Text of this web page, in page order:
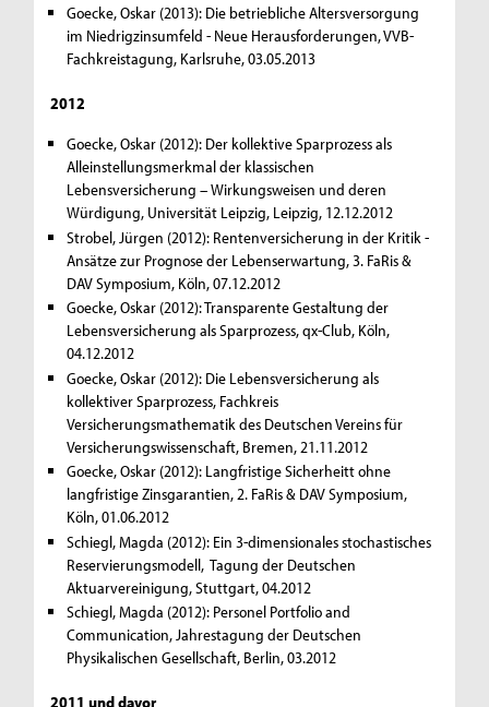
Goecke, Oskar (2013): Die betriebliche Altersversorgung
im Niedrigzinsumfeld - Neue Herausforderungen, VVB-
Fachkreistagung, Karlsruhe, 03.05.2013
2012
Goecke, Oskar (2012): Der kollektive Sparprozess als
Alleinstellungsmerkmal der klassischen
Lebensversicherung – Wirkungsweisen und deren
Würdigung, Universität Leipzig, Leipzig, 12.12.2012
Strobel, Jürgen (2012): Rentenversicherung in der Kritik -
Ansätze zur Prognose der Lebenserwartung, 3. FaRis &
DAV Symposium, Köln, 07.12.2012
Goecke, Oskar (2012): Transparente Gestaltung der
Lebensversicherung als Sparprozess, qx-Club, Köln,
04.12.2012
Goecke, Oskar (2012): Die Lebensversicherung als
kollektiver Sparprozess, Fachkreis
Versicherungsmathematik des Deutschen Vereins für
Versicherungswissenschaft, Bremen, 21.11.2012
Goecke, Oskar (2012): Langfristige Sicherheitt ohne
langfristige Zinsgarantien, 2. FaRis & DAV Symposium,
Köln, 01.06.2012
Schiegl, Magda (2012): Ein 3-dimensionales stochastisches
Reservierungsmodell, Tagung der Deutschen
Aktuarvereinigung, Stuttgart, 04.2012
Schiegl, Magda (2012): Personel Portfolio and
Communication, Jahrestagung der Deutschen
Physikalischen Gesellschaft, Berlin, 03.2012
2011 und davor